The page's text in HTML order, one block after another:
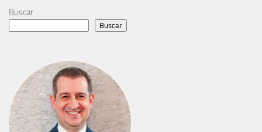
Buscar
Buscar